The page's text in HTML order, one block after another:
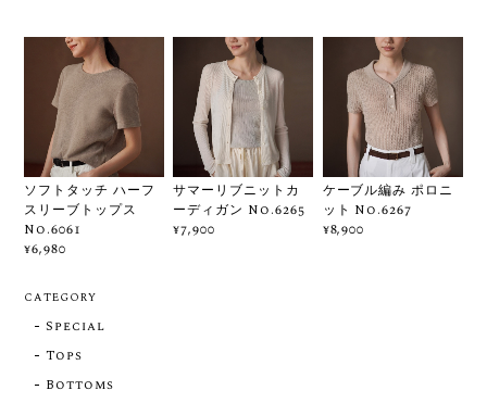
ソフトタッチ ハーフ
スリーブトップス
No.6061
¥6,980
サマーリブニットカ
ーディガン No.6265
¥7,900
ケーブル編み ポロニ
ット No.6267
¥8,900
CATEGORY
Special
Tops
Bottoms